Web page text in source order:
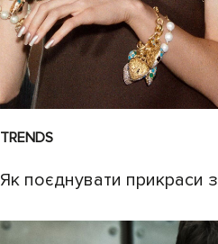
TRENDS
Як поєднувати прикраси